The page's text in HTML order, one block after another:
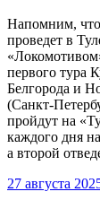
Напомним, что
проведет в
первого тура
Белгорода и
(Санкт-
пройдут на
каждого дня
а второй
27 августа